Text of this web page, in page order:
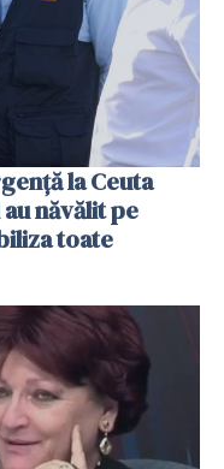
la Ceuta
năvălit pe
toate